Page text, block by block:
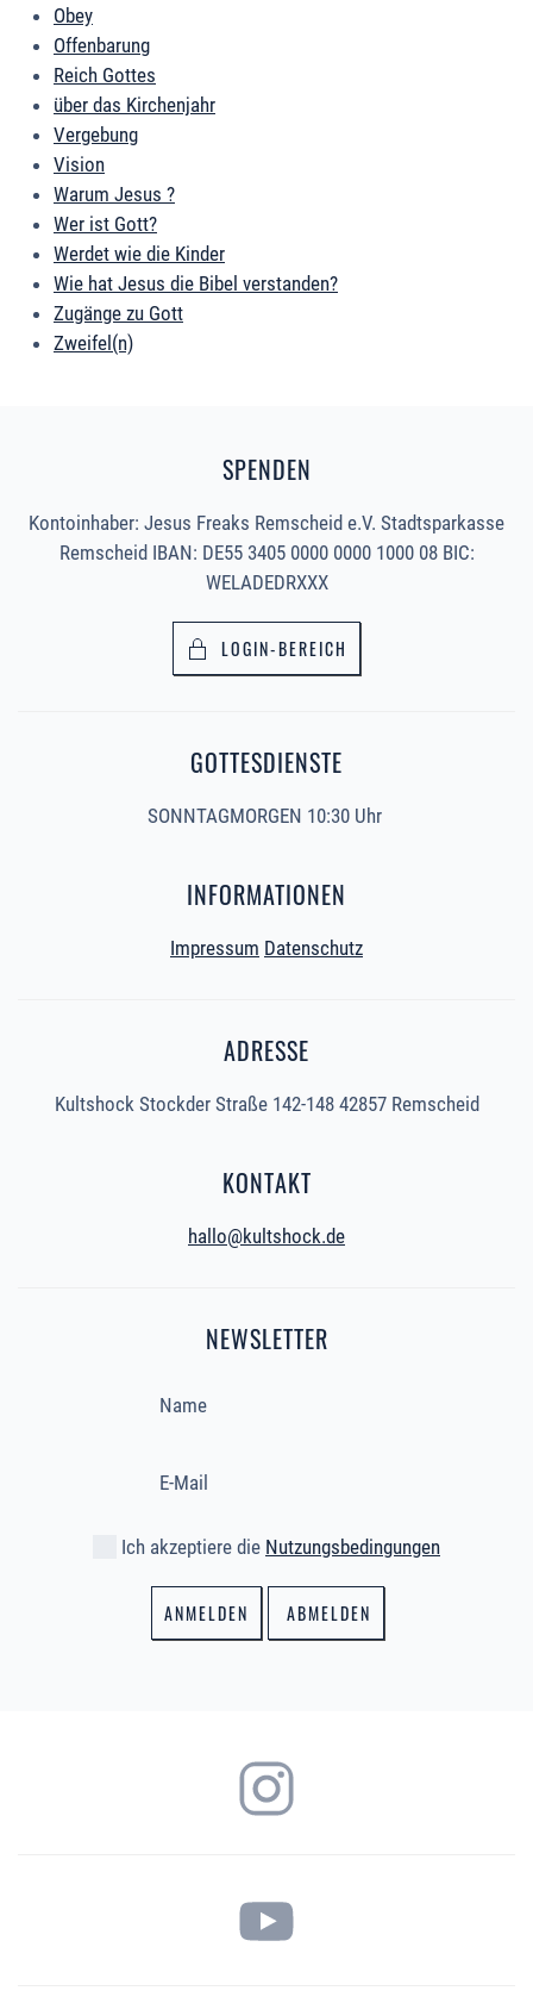
Obey
Offenbarung
Reich Gottes
über das Kirchenjahr
Vergebung
Vision
Warum Jesus ?
Wer ist Gott?
Werdet wie die Kinder
Wie hat Jesus die Bibel verstanden?
Zugänge zu Gott
Zweifel(n)
SPENDEN
Kontoinhaber: Jesus Freaks Remscheid e.V. Stadtsparkasse
Remscheid IBAN: DE55 3405 0000 0000 1000 08 BIC:
WELADEDRXXX
LOGIN-BEREICH
GOTTESDIENSTE
SONNTAGMORGEN 10:30 Uhr
INFORMATIONEN
Impressum Datenschutz
ADRESSE
Kultshock Stockder Straße 142-148 42857 Remscheid
KONTAKT
hallo@kultshock.de
NEWSLETTER
Ich akzeptiere die Nutzungsbedingungen